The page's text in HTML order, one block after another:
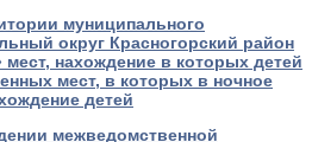
муниципального
округ Красногорский район
нахождение в которых детей
мест, в которых в ночное
детей
межведомственной